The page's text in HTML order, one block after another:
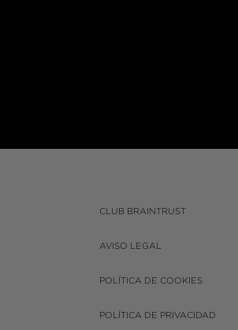
CLUB BRAINTRUST
AVISO LEGAL
POLÍTICA DE COOKIES
POLÍTICA DE PRIVACIDAD